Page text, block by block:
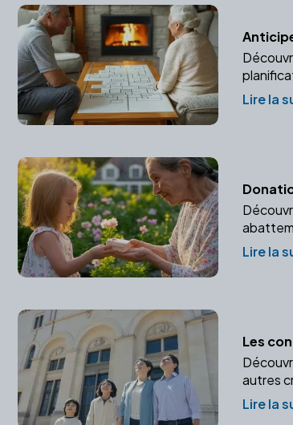
Lire la
Lire la
Les
autres
Lire la